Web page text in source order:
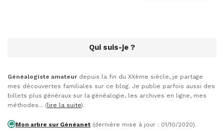
Qui suis-je ?
Généalogiste amateurdepuis la fin du XXème siècle, je partage
mes découvertes familiales sur ce blog. Je publie parfois aussi des
billets plus généraux sur la généalogie, les archives en ligne, mes
méthodes... (lire la suite).
Mon arbre sur Généanet (dernière mise à jour : 01/10/2020).